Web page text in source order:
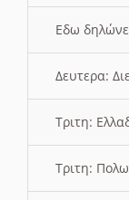
Εδω
Δευτερα:
Τριτη:
Τριτη: